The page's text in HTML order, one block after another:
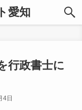
愛知
行政書士に
4日